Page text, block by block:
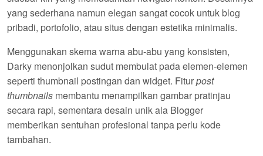
yang sederhana namun elegan sangat cocok untuk blog
pribadi, portofolio, atau situs dengan estetika minimalis.
Menggunakan skema warnaabu-abu yang konsisten,
Darky menonjolkan sudut membulat pada elemen-elemen
seperti thumbnail postingan dan widget. Fiturpost
thumbnails membantu menampilkan gambar pratinjau
secara rapi, sementara desain unik ala Blogger
memberikan sentuhan profesional tanpa perlu kode
tambahan.